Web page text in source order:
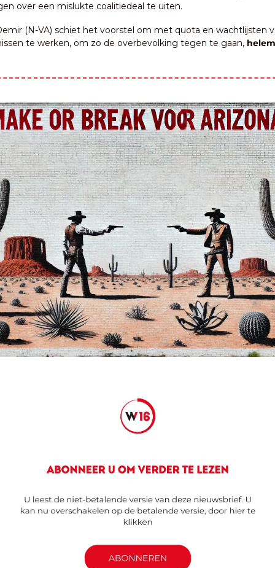
over een mislukte coalitiedeal te uiten.
(N-VA) schiet het voorstel om met quota en wachtlijsten
te werken, om zo de overbevolking tegen te gaan,